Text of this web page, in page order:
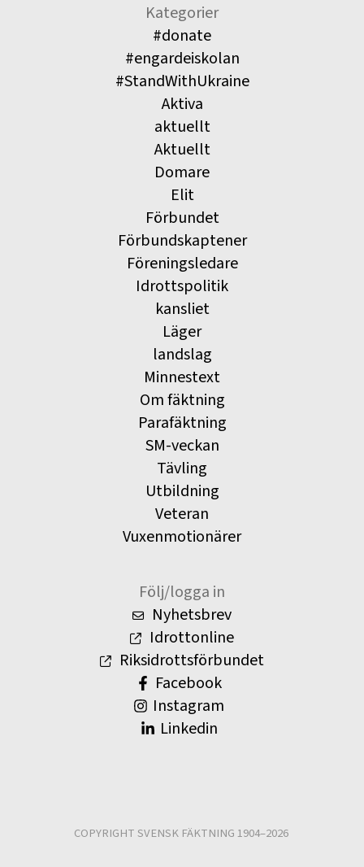
Kategorier
#donate
#engardeiskolan
#StandWithUkraine
Aktiva
aktuellt
Aktuellt
Domare
Elit
Förbundet
Förbundskaptener
Föreningsledare
Idrottspolitik
kansliet
Läger
landslag
Minnestext
Om fäktning
Parafäktning
SM-veckan
Tävling
Utbildning
Veteran
Vuxenmotionärer
Följ/logga in
Nyhetsbrev
Idrottonline
Riksidrottsförbundet
Facebook
Instagram
Linkedin
COPYRIGHT SVENSK FÄKTNING 1904–2026